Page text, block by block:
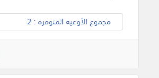
مجموع الأوعية المتوفرة : 2